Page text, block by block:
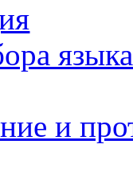
языка
и